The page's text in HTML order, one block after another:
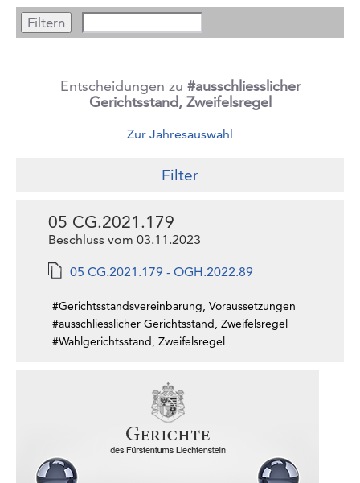
Entscheidungen zu #ausschliesslicher
Gerichtsstand, Zweifelsregel
Zur Jahresauswahl
Filter
05 CG.2021.179
Beschluss vom 03.11.2023
05 CG.2021.179 - OGH.2022.89
#Gerichtsstandsvereinbarung, Voraussetzungen
#ausschliesslicher Gerichtsstand, Zweifelsregel
#Wahlgerichtsstand, Zweifelsregel